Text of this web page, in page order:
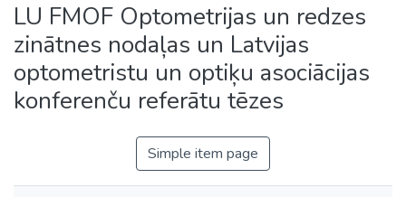
LU FMOF Optometrijas un redzes
zinātnes nodaļas un Latvijas
optometristu un optiķu asociācijas
konferenču referātu tēzes
Simple item page